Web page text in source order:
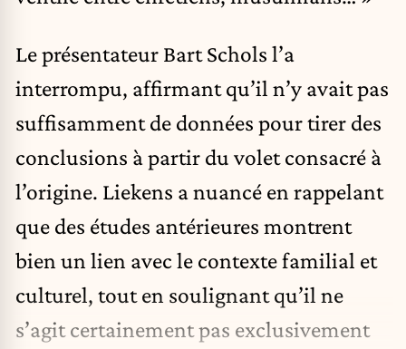
Le présentateur Bart Schols l’a
interrompu, affirmant qu’il n’y avait pas
suffisamment de données pour tirer des
conclusions à partir du volet consacré à
l’origine. Liekens a nuancé en rappelant
que des études antérieures montrent
bien un lien avec le contexte familial et
culturel, tout en soulignant qu’il ne
s’agit certainement pas exclusivement